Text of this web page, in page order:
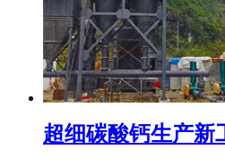
超细碳酸钙生产新